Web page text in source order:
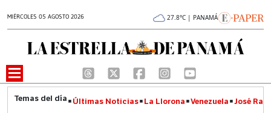
MIÉRCOLES 05 AGOSTO 2026 27.8°C | PANAMÁ
Últimas Noticias La Llorona Venezuela José